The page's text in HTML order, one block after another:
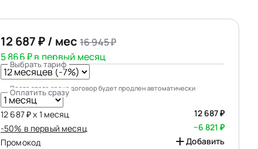
12 687 ₽ / мес 16 945 ₽
5 866 ₽ в первый месяц
Выбрать тариф
После этого срока договор будет продлен автоматически
Оплатить сразу
12 687 ₽ х 1 месяц
12 687 ₽
-50% в первый месяц
−6 821 ₽
Промокод
Добавить